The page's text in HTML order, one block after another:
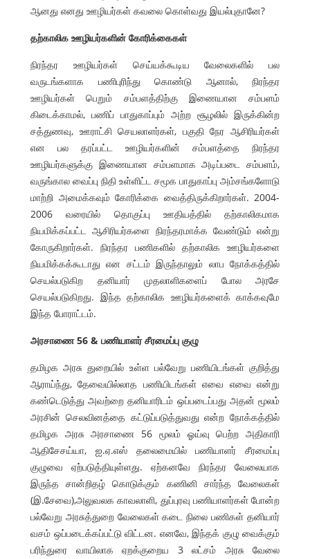
ஆனது எனது ஊழியர்கள் கவலை கொள்வது இயல்புதானே?
தற்காலிக ஊழியர்களின் கோரிக்கைகள்
நிரந்தர ஊழியர்கள் செய்யக்கூடிய வேலைகளில் பல
வருடங்களாக பணிபுரிந்து கொண்டு ஆனால், நிரந்தர
ஊழியர்கள் பெறும் சம்பளத்திற்கு இணையான சம்பளம்
கிடைக்காமல், பணிப் பாதுகாப்பும் அற்ற சூழலில் இருக்கின்ற
சத்துணவு, ஊராட்சி செயலாளர்கள், பகுதி நேர ஆசிரியர்கள்
என பல தரப்பட்ட ஊழியர்களின் சம்பளத்தை நிரந்தர
ஊழியர்களுக்கு இணையான சம்பளமாக அடிப்படை சம்பளம்,
வருங்கால வைப்பு நிதி உள்ளிட்ட சமூக பாதுகாப்பு அம்சங்களோடு
மாற்றி அமைக்கவும் கோரிக்கை வைத்திருக்கிறார்கள். 2004-
2006 வரையில் தொகுப்பு ஊதியத்தில் தற்காலிகமாக
நியமிக்கப்பட்ட ஆசிரியர்களை நிரந்தரமாக்க வேண்டும் என்று
கோருகிறார்கள். நிரந்தர பணிகளில் தற்காலிக ஊழியர்களை
நியமிக்கக்கூடாது என சட்டம் இருந்தாலும் லாப நோக்கத்தில்
செயல்படுகிற தனியார் முதலாளிகளைப் போல அரசே
செயல்படுகிறது. இந்த தற்காலிக ஊழியர்களைக் காக்கவுமே
இந்த போராட்டம்.
அரசாணை 56 & பணியாளர் சீரமைப்பு குழு
தமிழக அரசு துறையில் உள்ள பல்வேறு பணியிடங்கள் குறித்து
ஆராய்ந்து, தேவையில்லாத பணியிடங்கள் எவை எவை என்று
கண்டெடுத்து அவற்றை தனியாரிடம் ஒப்படைப்பது அதன் மூலம்
அரசின் செலவினத்தை கட்டுப்படுத்துவது என்ற நோக்கத்தில்
தமிழக அரசு அரசாணை 56 மூலம் ஓய்வு பெற்ற அதிகாரி
ஆதிசேசய்யா, ஐ.ஏ.எஸ் தலைமையில் பணியாளர் சீரமைப்பு
குழுவை ஏற்படுத்தியுள்ளது. ஏற்கனவே நிரந்தர வேலையாக
இருந்த சான்றிதழ் கொடுக்கும் கணினி சார்ந்த வேலைகள்
(இ.சேவை),அலுவலக காவலாளி, துப்புரவு பணியாளர்கள் போன்ற
பல்வேறு அரசுத்துறை வேலைகள் கடை நிலை பணிகள் தனியார்
வசம் ஒப்படைக்கப்பட்டு விட்டன. எனவே, இந்தக் குழு வைக்கும்
பரிந்துரை வாயிலாக ஏறக்குறைய 3 லட்சம் அரசு வேலை